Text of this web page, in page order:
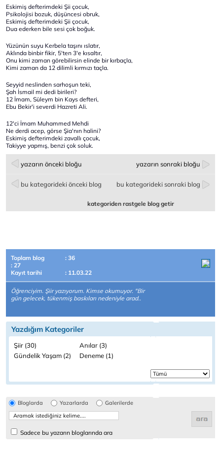
Eskimiş defterimdeki Şii çocuk,
Psikolojisi bozuk, düşüncesi obruk,
Eskimiş defterimdeki Şii çocuk,
Dua ederken bile sesi çok boğuk.
Yüzünün suyu Kerbela taşını ıslatır,
Aklında binbir fikir, 5'ten 3'e kısaltır,
Onu kimi zaman görebilirsin elinde bir kırbaçla,
Kimi zaman da 12 dilimli kırmızı taçla.
Seyyid neslinden sarhoşun teki,
Şah İsmail mi dedi birileri?
12 İmam, Süleym bin Kays defteri,
Ebu Bekir'i severdi Hazreti Ali.
12'ci İmam Muhammed Mehdi
Ne derdi acep, görse Şia'nın halini?
Eskimiş defterimdeki zavallı çocuk,
Takiyye yapmış, benzi çok soluk.
yazarın önceki bloğu yazarın sonraki bloğu
bu kategorideki önceki blog bu kategorideki sonraki blog
kategoriden rastgele blog getir
Toplam blog
: 36
: 27
Kayıt tarihi
: 11.03.22
Öğrenciyim. Şiir yazıyorum. Kimse okumuyor. "Bir
gün gelecek, tükenmiş baskıları nedeniyle arad..
Yazdığım Kategoriler
Şiir (30)
Anılar (3)
Gündelik Yaşam (2)
Deneme (1)
Bloglarda Yazarlarda Galerilerde
Sadece bu yazarın bloglarında ara